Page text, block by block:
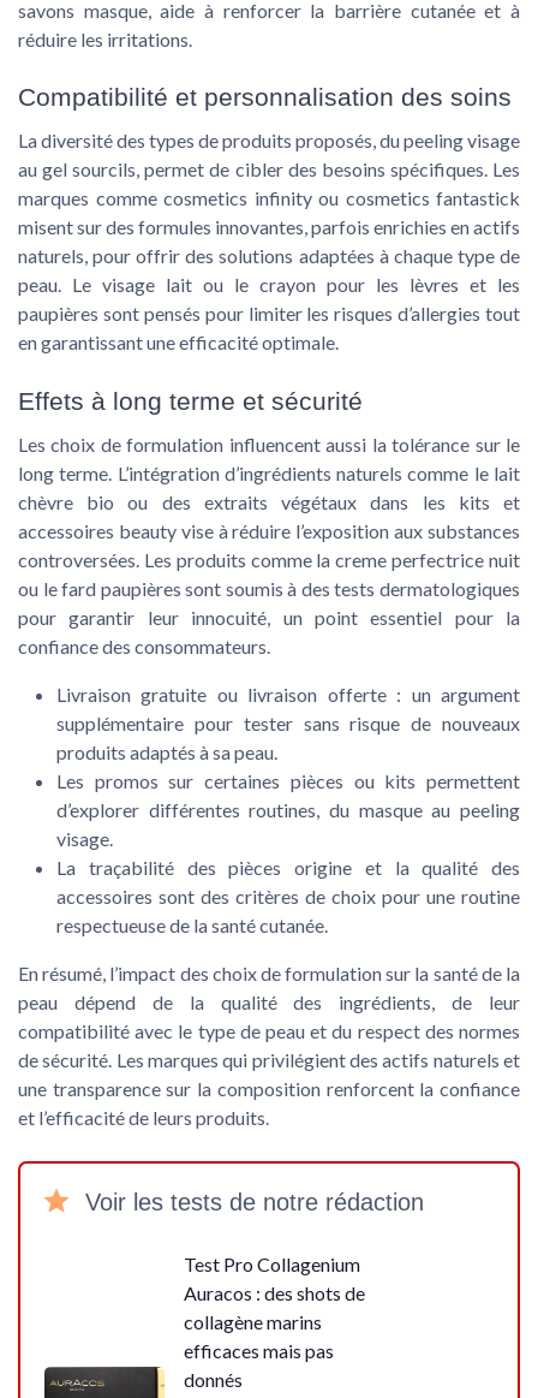
savons masque, aide à renforcer la barrière cutanée et à
réduire les irritations.
Compatibilité et personnalisation des soins
La diversité des types de produits proposés, dupeeling visage
augel sourcils, permet de cibler des besoins spécifiques. Les
marques comme cosmetics infinityou cosmetics fantastick
misent sur des formules innovantes, parfois enrichies en actifs
naturels, pour offrir des solutions adaptées à chaque type de
peau. Le visage lait ou le crayon pour les lèvres et les
paupières sont pensés pour limiter les risques d’allergies tout
en garantissant une efficacité optimale.
Effets à long terme et sécurité
Les choix de formulation influencent aussi la tolérance sur le
long terme. L’intégration d’ingrédients naturels comme le lait
chèvre bio ou des extraits végétaux dans les kits et
accessoires beautyvise à réduire l’exposition aux substances
controversées. Les produits comme lacreme perfectrice nuit
ou lefard paupières sont soumis à des tests dermatologiques
pour garantir leur innocuité, un point essentiel pour la
confiance des consommateurs.
Livraison gratuite ou livraison offerte: un argument
supplémentaire pour tester sans risque de nouveaux
produits adaptés à sa peau.
Les promos sur certaines pièces ou kits permettent
d’explorer différentes routines, du masqueaupeeling
visage
La traçabilité despièces origine et la qualité des
accessoires sont des critères de choix pour une routine
respectueuse de la santé cutanée.
En résumé, l’impact des choix de formulation sur la santé de la
peau dépend de la qualité des ingrédients, de leur
compatibilité avec le type de peau et du respect des normes
de sécurité. Les marques qui privilégient des actifs naturels et
une transparence sur la composition renforcent la confiance
et l’efficacité de leurs produits
Voir les tests de notre rédaction
Test Pro Collagenium
Auracos : des shots de
collagène marins
efficaces mais pas
donnés